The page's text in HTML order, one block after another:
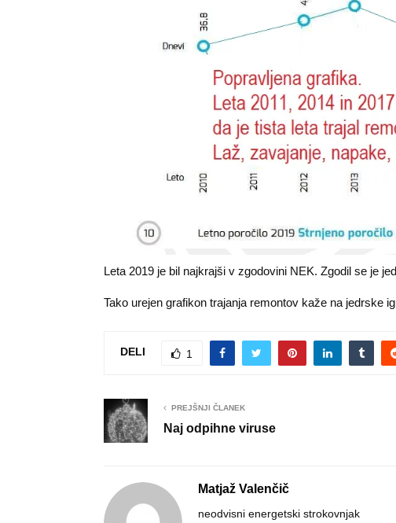
Leta 2019 je bil najkrajši v zgodovini NEK. Zgodil se je
Tako urejen grafikon trajanja remontov kaže na jedrske
DELI 1
PREJŠNJI ČLANEK
Naj odpihne viruse
Matjaž Valenčič
neodvisni energetski strokovnjak